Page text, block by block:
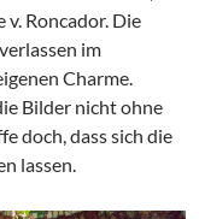
v. Roncador. Die
im
Charme.
Bilder nicht ohne
doch, dass sich die
lassen.